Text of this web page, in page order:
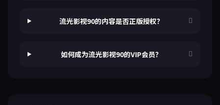
流光影视90的内容是否正版授权？
如何成为流光影视90的VIP会员？